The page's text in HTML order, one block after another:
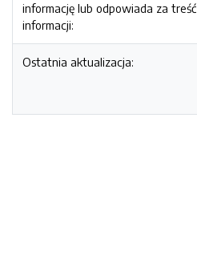
informację lub odpowiada za treść
informacji:
Ostatnia aktualizacja: